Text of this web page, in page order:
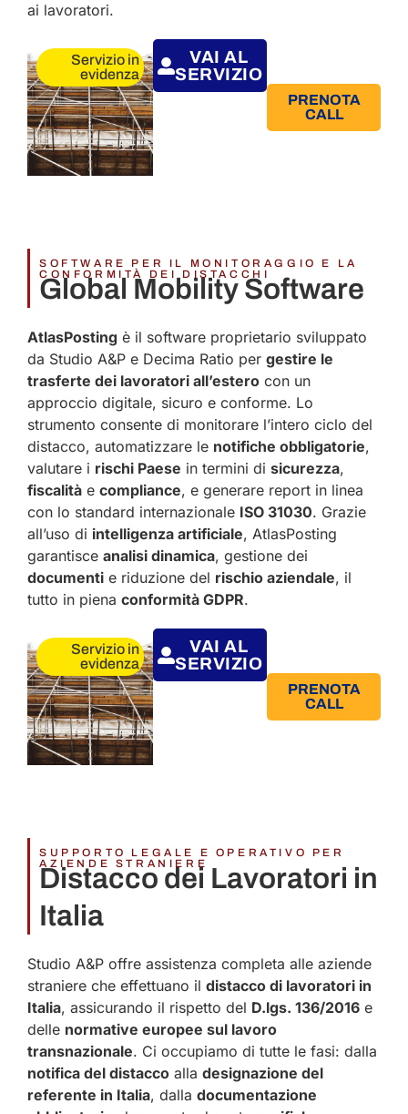
ai lavoratori.
Servizio in
evidenza
VAI AL
SERVIZIO
PRENOTA
CALL
SOFTWARE PER IL MONITORAGGIO E LA
CONFORMITÀ DEI DISTACCHI
Global Mobility Software​
AtlasPosting è il software proprietario sviluppato
da Studio A&P e Decima Ratio per gestire le
trasferte dei lavoratori all’estero con un
approccio digitale, sicuro e conforme. Lo
strumento consente di monitorare l’intero ciclo del
distacco, automatizzare le notifiche obbligatorie,
valutare i rischi Paese in termini di sicurezza,
fiscalità e compliance, e generare report in linea
con lo standard internazionale ISO 31030. Grazie
all’uso di intelligenza artificiale, AtlasPosting
garantisce analisi dinamica, gestione dei
documenti e riduzione del rischio aziendale, il
tutto in piena conformità GDPR.
Servizio in
evidenza
VAI AL
SERVIZIO
PRENOTA
CALL
SUPPORTO LEGALE E OPERATIVO PER
AZIENDE STRANIERE
Distacco dei Lavoratori in
Italia
Studio A&P offre assistenza completa alle aziende
straniere che effettuano il distacco di lavoratori in
Italia, assicurando il rispetto del D.lgs. 136/2016 e
delle normative europee sul lavoro
transnazionale. Ci occupiamo di tutte le fasi: dalla
notifica del distacco alla designazione del
referente in Italia, dalla documentazione